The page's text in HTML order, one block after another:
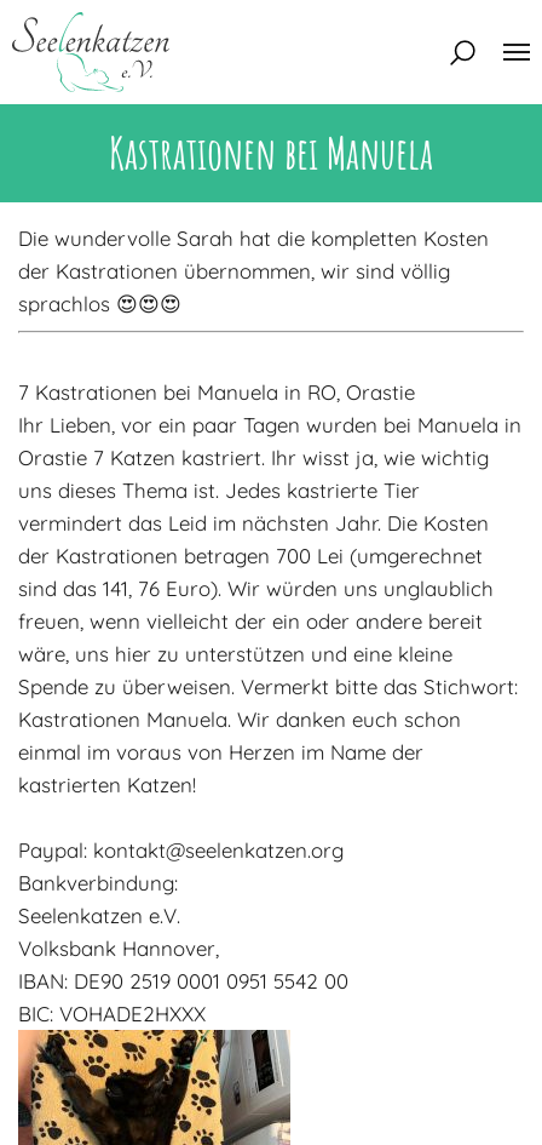
Unsere Tierschützer
Unsere Satzung
Mitglied werden
Katzen
Eine Katze adoptieren
Interessentenbogen
Zuhause gesucht
Zuhause gefunden
Regenbogenbrücke
Adoptantenberichte
Infos rund um die Katze
Kontakt
Interessentenbogen
Kontaktformular
FAQ
Kastrationen bei Manuela
Die wundervolle Sarah hat die kompletten Kosten
der Kastrationen übernommen, wir sind völlig
sprachlos 😍😍😍
7 Kastrationen bei Manuela in RO, Orastie
Ihr Lieben, vor ein paar Tagen wurden bei Manuela in
Orastie 7 Katzen kastriert. Ihr wisst ja, wie wichtig
uns dieses Thema ist. Jedes kastrierte Tier
vermindert das Leid im nächsten Jahr. Die Kosten
der Kastrationen betragen 700 Lei (umgerechnet
sind das 141, 76 Euro). Wir würden uns unglaublich
freuen, wenn vielleicht der ein oder andere bereit
wäre, uns hier zu unterstützen und eine kleine
Spende zu überweisen. Vermerkt bitte das Stichwort:
Kastrationen Manuela. Wir danken euch schon
einmal im voraus von Herzen im Name der
kastrierten Katzen!
Paypal: kontakt@seelenkatzen.org
Bankverbindung:
Seelenkatzen e.V.
Volksbank Hannover,
IBAN: DE90 2519 0001 0951 5542 00
BIC: VOHADE2HXXX